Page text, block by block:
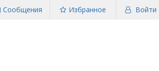
Войти
Избранное
Сообщения